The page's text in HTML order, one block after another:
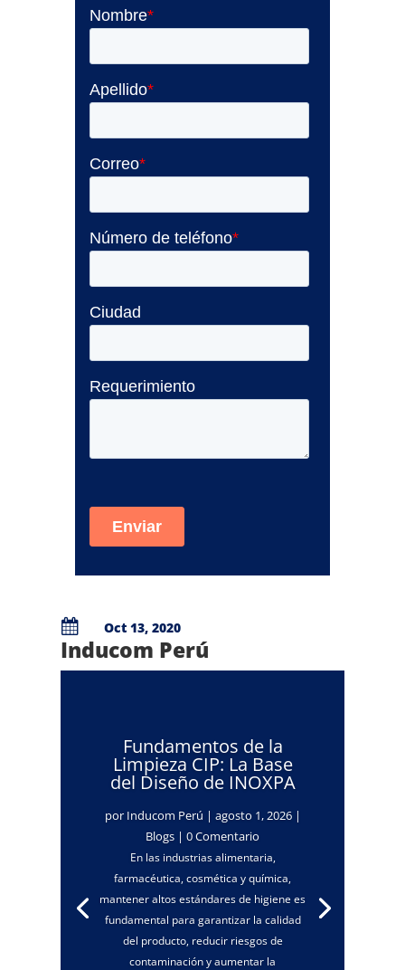
 Oct 13, 2020
Inducom Perú
Fundamentos de la
Limpieza CIP: La Base
del Diseño de INOXPA
por Inducom Perú | agosto 1, 2026|
Blogs | 0 Comentario
En las industrias alimentaria,
farmacéutica, cosmética y química,
mantener altos estándares de higiene es
fundamental para garantizar la calidad
del producto, reducir riesgos de
contaminación y aumentar la